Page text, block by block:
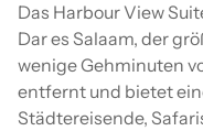
Das Harbour View
Dar es Salaam, der
wenige Gehminuten
entfernt und bietet
Städtereisende,